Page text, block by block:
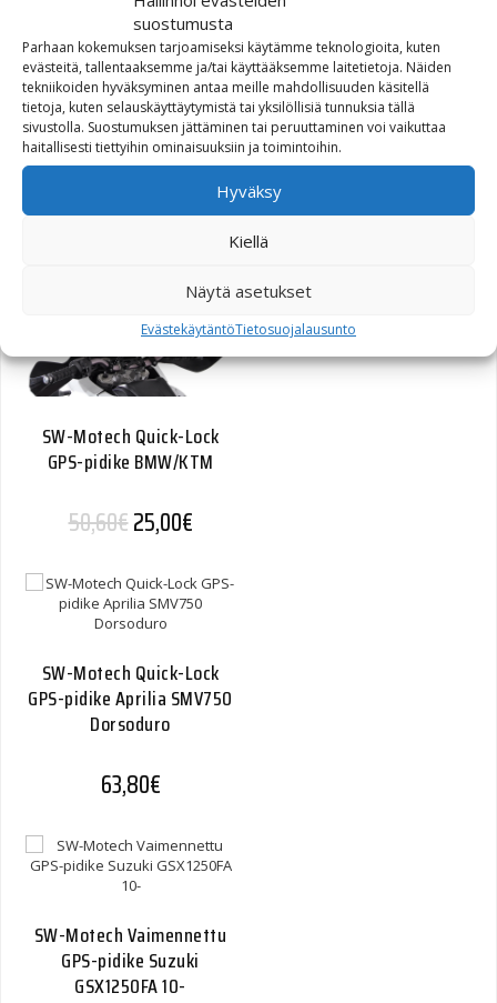
suostumusta
Parhaan kokemuksen tarjoamiseksi käytämme teknologioita, kuten
evästeitä, tallentaaksemme ja/tai käyttääksemme laitetietoja. Näiden
tekniikoiden hyväksyminen antaa meille mahdollisuuden käsitellä
tietoja, kuten selauskäyttäytymistä tai yksilöllisiä tunnuksia tällä
sivustolla. Suostumuksen jättäminen tai peruuttaminen voi vaikuttaa
haitallisesti tiettyihin ominaisuuksiin ja toimintoihin.
Hyväksy
Kiellä
Näytä asetukset
EvästekäytäntöTietosuojalausunto
SW-Motech Vaimennettu
GPS-pidike Honda CB1000R
musta
47,60€
SW-Motech Quick-Lock
GPS-pidike BMW/KTM
50,60€Alkuperäinen hinta oli: 50,60€.
25,00€Nykyinen hinta on: 25,00€.
SW-Motech Quick-Lock
GPS-pidike Aprilia SMV750
Dorsoduro
63,80€
SW-Motech Vaimennettu
GPS-pidike Suzuki
GSX1250FA 10-